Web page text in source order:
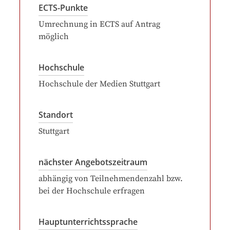
ECTS-Punkte
Umrechnung in ECTS auf Antrag
möglich
Hochschule
Hochschule der Medien Stuttgart
Standort
Stuttgart
nächster Angebotszeitraum
abhängig von Teilnehmendenzahl bzw.
bei der Hochschule erfragen
Hauptunterrichtssprache